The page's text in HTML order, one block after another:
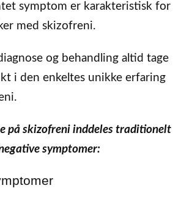
symptom er karakteristisk for
med skizofreni.
og behandling altid tage
i den enkeltes unikke erfaring
på skizofreni inddeles traditionelt
symptomer: